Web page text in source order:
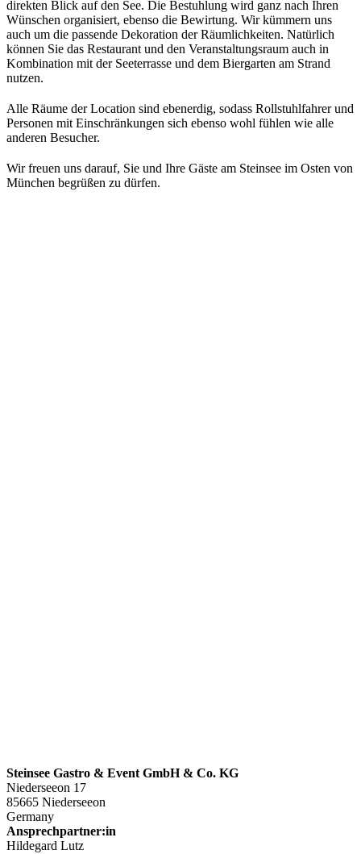
direkten Blick auf den See. Die Bestuhlung wird ganz nach Ihren
Wünschen organisiert, ebenso die Bewirtung. Wir kümmern uns
auch um die passende Dekoration der Räumlichkeiten. Natürlich
können Sie das Restaurant und den Veranstaltungsraum auch in
Kombination mit der Seeterrasse und dem Biergarten am Strand
nutzen.
Alle Räume der Location sind ebenerdig, sodass Rollstuhlfahrer und
Personen mit Einschränkungen sich ebenso wohl fühlen wie alle
anderen Besucher.
Wir freuen uns darauf, Sie und Ihre Gäste am Steinsee im Osten von
München begrüßen zu dürfen.
Steinsee Gastro & Event GmbH & Co. KG
Niederseeon 17
85665 Niederseeon
Germany
Ansprechpartner:in
Hildegard Lutz